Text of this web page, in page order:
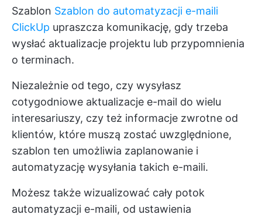
Szablon Szablon do automatyzacji e-maili
ClickUp upraszcza komunikację, gdy trzeba
wysłać aktualizacje projektu lub przypomnienia
o terminach.
Niezależnie od tego, czy wysyłasz
cotygodniowe aktualizacje e-mail do wielu
interesariuszy, czy też informacje zwrotne od
klientów, które muszą zostać uwzględnione,
szablon ten umożliwia zaplanowanie i
automatyzację wysyłania takich e-maili.
Możesz także wizualizować cały potok
automatyzacji e-maili, od ustawienia